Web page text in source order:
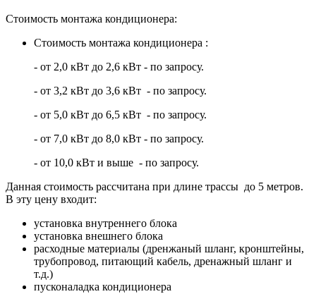
Стоимость монтажа кондиционера:
Стоимость монтажа кондиционера :
- от 2,0 кВт до 2,6 кВт - по запросу.
- от 3,2 кВт до 3,6 кВт - по запросу.
- от 5,0 кВт до 6,5 кВт - по запросу.
- от 7,0 кВт до 8,0 кВт - по запросу.
- от 10,0 кВт и выше - по запросу.
Данная стоимость рассчитана при длине трассы до 5 метров.
В эту цену входит:
установка внутреннего блока
установка внешнего блока
расходные материалы (дренжаный шланг, кронштейны,
трубопровод, питающий кабель, дренажный шланг и
т.д.)
пусконаладка кондиционера